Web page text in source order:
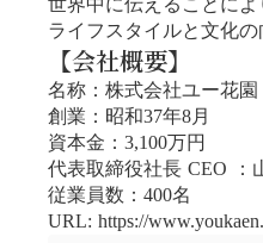
ライフスタイルと文化の
【会社概要】
名称：株式会社ユー花園
創業：昭和37年8月
資本金：3,100万円
代表取締役社長 CEO ：
従業員数：400名
URL: https://